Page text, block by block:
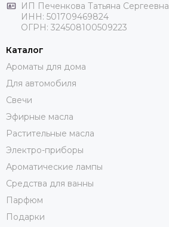
ИП Печенкова Татьяна Сергеевна
ИНН: 501709469824
ОГРН: 324508100509223
Каталог
Ароматы для дома
Для автомобиля
Свечи
Эфирные масла
Растительные масла
Электро-приборы
Ароматические лампы
Средства для ванны
Парфюм
Подарки